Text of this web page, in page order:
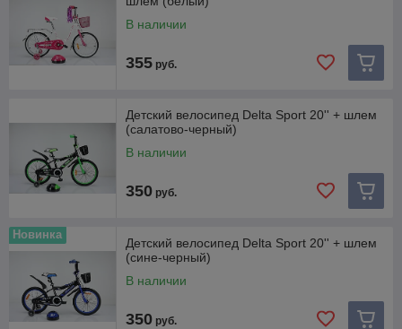
В наличии
355 руб.
Детский велосипед Delta Sport 20'' + шлем
(салатово-черный)
В наличии
350 руб.
Новинка
Детский велосипед Delta Sport 20'' + шлем
(сине-черный)
В наличии
350 руб.